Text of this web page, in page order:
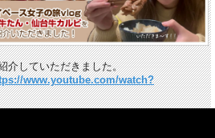
介していただきました。
www.youtube.com/watch?